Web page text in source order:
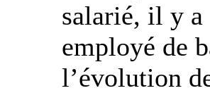
salarié, il y a
employé de
l’évolution